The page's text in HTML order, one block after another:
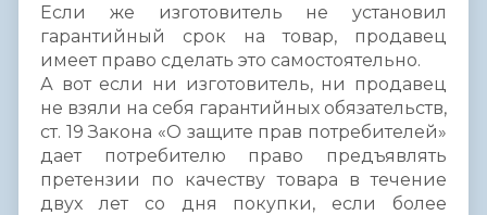
Если же изготовитель не установил
гарантийный срок на товар, продавец
имеет право сделать это самостоятельно.
А вот если ни изготовитель, ни продавец
не взяли на себя гарантийных обязательств,
ст. 19 Закона «О защите прав потребителей»
дает потребителю право предъявлять
претензии по качеству товара в течение
двух лет со дня покупки, если более